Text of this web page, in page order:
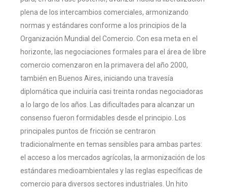
plena de los intercambios comerciales, armonizando
normas y estándares conforme a los principios de la
Organización Mundial del Comercio. Con esa meta en el
horizonte, las negociaciones formales para el área de libre
comercio comenzaron en la primavera del año 2000,
también en Buenos Aires, iniciando una travesía
diplomática que incluiría casi treinta rondas negociadoras
a lo largo de los años. Las dificultades para alcanzar un
consenso fueron formidables desde el principio. Los
principales puntos de fricción se centraron
tradicionalmente en temas sensibles para ambas partes:
el acceso a los mercados agrícolas, la armonización de los
estándares medioambientales y las reglas específicas de
comercio para diversos sectores industriales. Un hito